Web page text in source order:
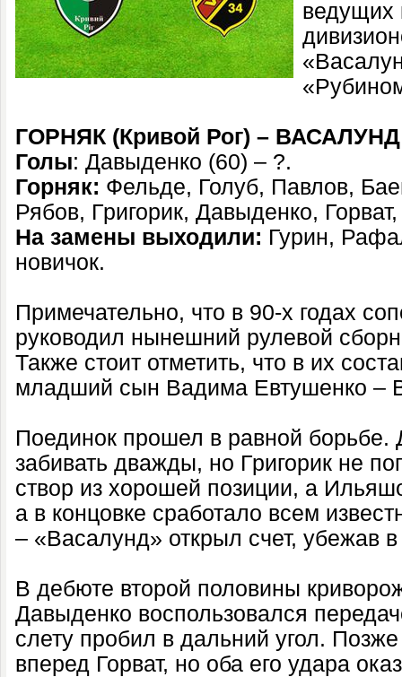
ведущих
ГОРНЯК (Кривой Рог) –
Голы: Давыденко (60) – ?.
Горняк: Фельде, Голуб, Павлов,
Рябов, Григорик, Давыденко,
На замены выходили: Гурин,
новичок.
Примечательно, что в 90-х годах
руководил нынешний рулевой
Также стоит отметить, что в их
младший сын Вадима Евтушенко –
Поединок прошел в равной
забивать дважды, но Григорик не
створ из хорошей позиции, а
а в концовке сработало всем
– «Васалунд» открыл счет, убежав в
В дебюте второй половины
Давыденко воспользовался
слету пробил в дальний угол.
вперед Горват, но оба его удара